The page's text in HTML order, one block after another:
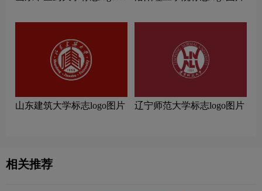
山东建筑大学标志logo图片 辽宁师范大学标志logo图片
相关推荐